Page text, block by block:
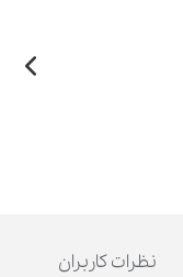
نظرات کاربران